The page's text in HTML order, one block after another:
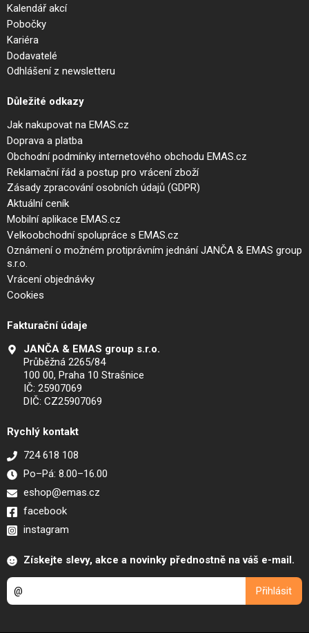
Kalendář akcí
Pobočky
Kariéra
Dodavatelé
Odhlášení z newsletteru
Důležité odkazy
Jak nakupovat na EMAS.cz
Doprava a platba
Obchodní podmínky internetového obchodu EMAS.cz
Reklamační řád a postup pro vrácení zboží
Zásady zpracování osobních údajů (GDPR)
Aktuální ceník
Mobilní aplikace EMAS.cz
Velkoobchodní spolupráce s EMAS.cz
Oznámení o možném protiprávním jednání JANČA & EMAS group
s.r.o.
Vrácení objednávky
Cookies
Fakturační údaje
JANČA & EMAS group s.r.o.
Průběžná 2265/84
100 00, Praha 10 Strašnice
IČ: 25907069
DIČ: CZ25907069
Rychlý kontakt
724 618 108
Po–Pá: 8.00–16.00
eshop@emas.cz
facebook
instagram
Získejte slevy, akce a novinky přednostně na váš e-mail.